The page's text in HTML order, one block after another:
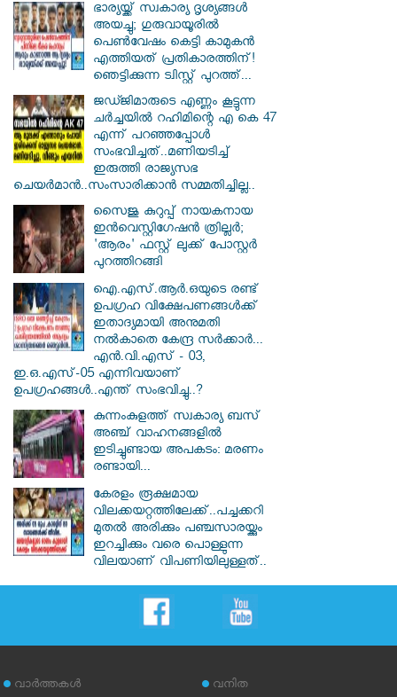
ഭാര്യയ്ക്ക് സ്വകാര്യ ദൃശ്യങ്ങൾ
അയച്ചു; ഗുരുവായൂരിൽ
പെൺവേഷം കെട്ടി കാമുകൻ
എത്തിയത് പ്രതികാരത്തിന്!
ഞെട്ടിക്കുന്ന ട്വിസ്റ്റ് പുറത്ത്...
ജഡ്ജിമാരുടെ എണ്ണം കൂട്ടുന്ന
ചർച്ചയിൽ റഹിമിന്റെ എ കെ 47
എന്ന് പറഞ്ഞപ്പോൾ
സംഭവിച്ചത്..മണിയടിച്ച്
ഇരുത്തി രാജ്യസഭ
ചെയർമാൻ..സംസാരിക്കാൻ സമ്മതിച്ചില്ല..
സൈജു കുറുപ്പ് നായകനായ
ഇൻവെസ്റ്റിഗേഷൻ ത്രില്ലർ;
'ആരം' ഫസ്റ്റ് ലുക്ക് പോസ്റ്റർ
പുറത്തിറങ്ങി
ഐ.എസ്.ആർ.ഒയുടെ രണ്ട്
ഉപഗ്രഹ വിക്ഷേപണങ്ങൾക്ക്
ഇതാദ്യമായി അനുമതി
നൽകാതെ കേന്ദ്ര സർക്കാർ...
എൻ.വി.എസ് - 03,
ഇ.ഒ.എസ്-05 എന്നിവയാണ്
ഉപഗ്രഹങ്ങൾ..എന്ത് സംഭവിച്ചു..?
കുന്നംകുളത്ത് സ്വകാര്യ ബസ്
അഞ്ച് വാഹനങ്ങളിൽ
ഇടിച്ചുണ്ടായ അപകടം: മരണം
രണ്ടായി...
കേരളം രൂക്ഷമായ
വിലക്കയറ്റത്തിലേക്ക്..പച്ചക്കറി
മുതൽ അരിക്കും പഞ്ചസാരയ്ക്കും
ഇറച്ചിക്കും വരെ പൊള്ളുന്ന
വിലയാണ് വിപണിയിലുള്ളത്..
വാര്‍ത്തകള്‍
വനിത